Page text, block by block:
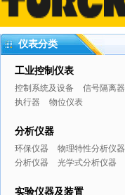
仪表分类
工业控制仪表
控制系统及设备 信号隔离器
执行器
物位仪表
分析仪器
环保仪器 物理特性分析仪器
分析仪器
光学式分析仪器
实验仪器及装置